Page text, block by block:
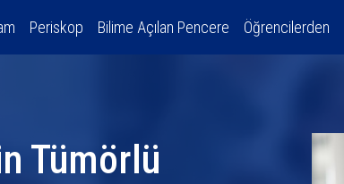
Periskop Bilime Açılan Pencere Öğrencilerden
Tümörlü